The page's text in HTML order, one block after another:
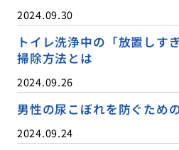
2024.09.30
トイレ洗浄中の「放置しす
掃除方法とは
2024.09.26
男性の尿こぼれを防ぐため
2024.09.24